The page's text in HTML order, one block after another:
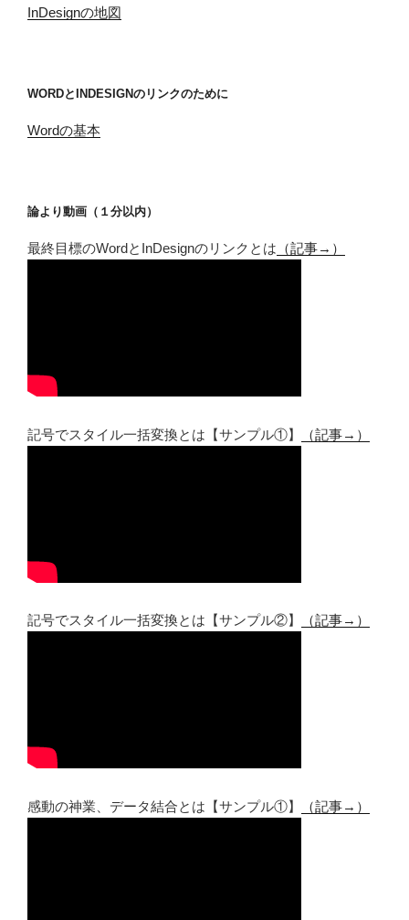
InDesignの地図
WORDとINDESIGNのリンクのために
Wordの基本
論より動画（１分以内）
最終目標のWordとInDesignのリンクとは （記事→）
記号でスタイル一括変換とは【サンプル①】 （記事→）
記号でスタイル一括変換とは【サンプル②】 （記事→）
感動の神業、データ結合とは【サンプル①】 （記事→）